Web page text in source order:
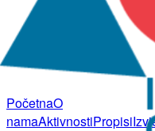
PočetnaO
namaAktivnostiPropisi